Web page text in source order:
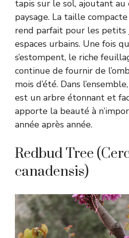
tapis sur le sol, ajoutant
paysage. La taille
rend parfait pour les petits
espaces urbains. Une fois
s’estompent, le riche
continue de fournir de
mois d’été. Dans
est un arbre étonnant et
apporte la beauté à
année après année.
Redbud Tree
canadensis)